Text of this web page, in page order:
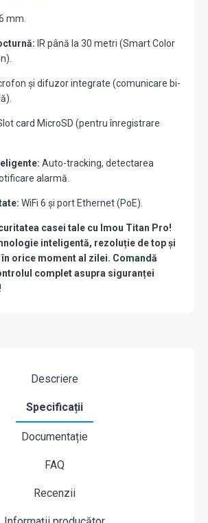
mm.
IR până la 30 metri (Smart Color
și difuzor integrate (comunicare bi-
card MicroSD (pentru înregistrare
Auto-tracking, detectarea
alarmă.
WiFi 6 și port Ethernet (PoE).
casei tale cu Imou Titan Pro!
inteligentă, rezoluție de top și
orice moment al zilei. Comandă
complet asupra siguranței
Descriere
Specificații
Documentație
FAQ
Recenzii